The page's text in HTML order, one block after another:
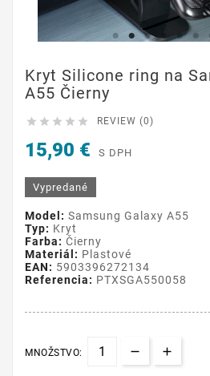
Kryt Silicone ring na
A55 Čierny
     REVIEW (0)
15,90 € S DPH
Vypredané
Model: Samsung Galaxy A55
Typ: Kryt
Farba: Čierny
Materiál: Plastové
EAN: 5903396272134
Referencia: PTXSGA550058
MNOŽSTVO: